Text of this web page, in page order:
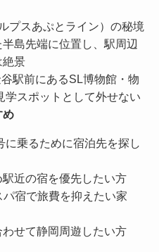
プスあぷとライン）の秘境
島先端に位置し、駅周辺
絶景
駅前にあるSL博物館・物
学スポットとして外せない
め
乗るために宿泊先を探し
近の宿を優先したい方
宿で旅費を抑えたい家
せて静岡周遊したい方